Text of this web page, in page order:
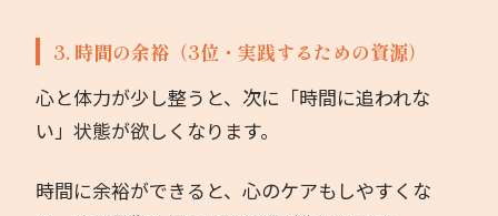
3. 時間の余裕（3位・実践するための資源）
心と体力が少し整うと、次に「時間に追われな
い」状態が欲しくなります。
時間に余裕ができると、心のケアもしやすくな